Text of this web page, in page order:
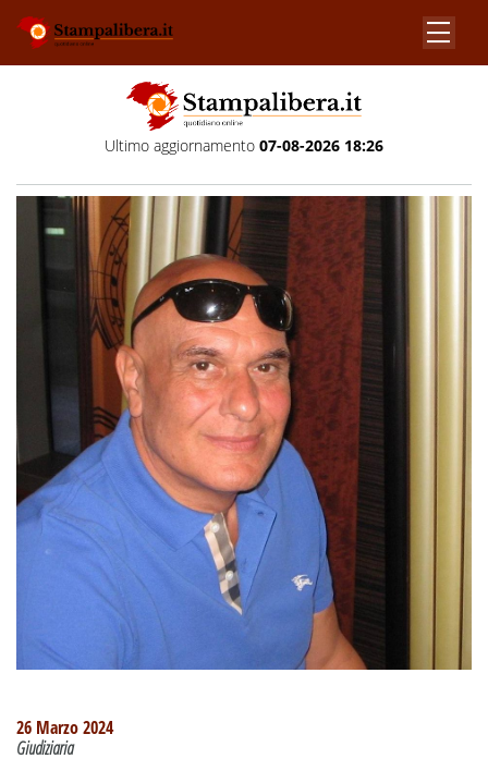
Ultimo aggiornamento 07-08-2026 18:26
26 Marzo 2024
Giudiziaria